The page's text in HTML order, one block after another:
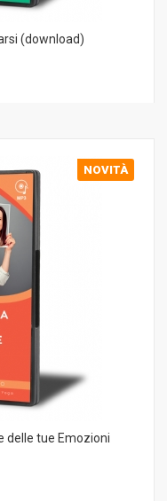
(download)
NOVITÀ
delle tue Emozioni